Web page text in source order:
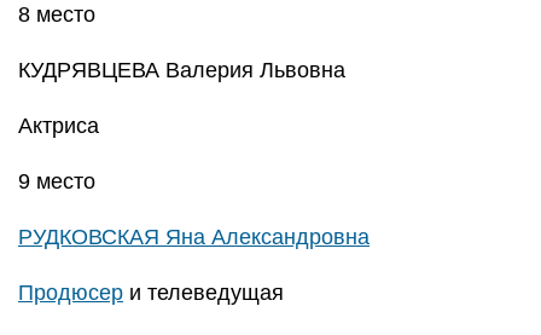
8 место
КУДРЯВЦЕВА Валерия Львовна
Актриса
9 место
РУДКОВСКАЯ Яна Александровна
Продюсер и телеведущая